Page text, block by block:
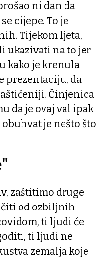
ni dan da
cijepe. To je
Tijekom ljeta,
ukazivati na to jer
kako je krenula
prezentaciju, da
Činjenica
da je ovaj val ipak
je nešto što
zaštitimo druge
od ozbiljnih
ti ljudi će
ti ljudi ne
zemalja koje